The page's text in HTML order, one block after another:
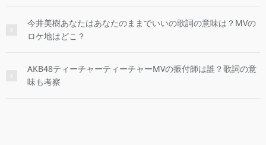
今井美樹あなたはあなたのままでいいの歌詞の意味は？MVの
ロケ地はどこ？
AKB48ティーチャーティーチャーMVの振付師は誰？歌詞の意
味も考察